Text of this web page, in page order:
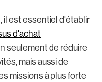
il est essentiel d'établir
d'achat
seulement de réduire
mais aussi de
missions à plus forte